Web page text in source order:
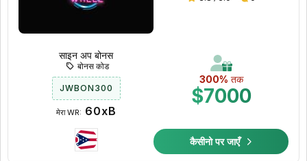
300% तक
$7000
साइन अप बोनस
बोनस कोड
JWBON300
मेरा WR: 60xB
कैसीनो पर जाएँ